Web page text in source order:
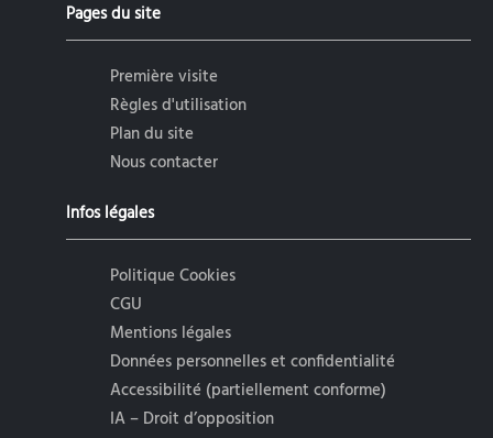
Pages du site
Première visite
Règles d'utilisation
Plan du site
Nous contacter
Infos légales
Politique Cookies
CGU
Mentions légales
Données personnelles et confidentialité
Accessibilité (partiellement conforme)
IA – Droit d’opposition